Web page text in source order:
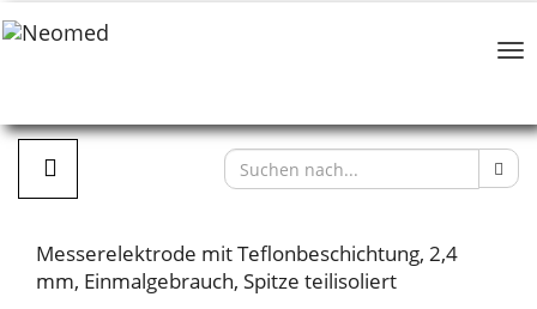
Messerelektrode mit Teflonbeschichtung, 2,4
mm, Einmalgebrauch, Spitze teilisoliert